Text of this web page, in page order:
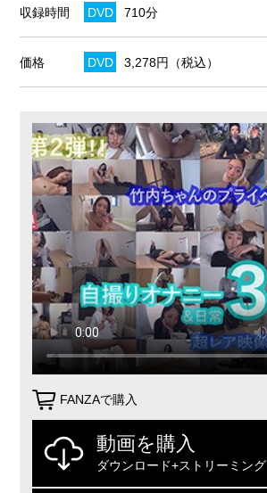
収録時間 DVD 710分
価格 DVD 3,278円（税込）
FANZAで購入
動画を購入
ダウンロード+ストリーミング